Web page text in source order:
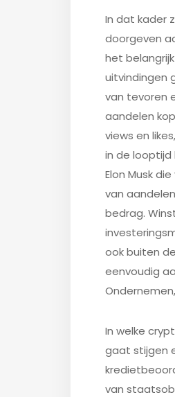
In dat kader
doorgeven
het
uitvindingen
van tevoren
aandelen
views en
in de looptijd
Elon Musk
van
bedrag.
ook buiten
eenvoudig
In welke
gaat stijgen
van